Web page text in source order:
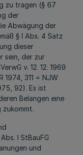
zu tragen (§ 67
der
Abwägung der
§ l Abs. 4 Satz
dieser
sein, der zur
v. 12. 12. 1969
1974, 311 = NJW
92). Es ist
Belangen eine
l StBauFG
und